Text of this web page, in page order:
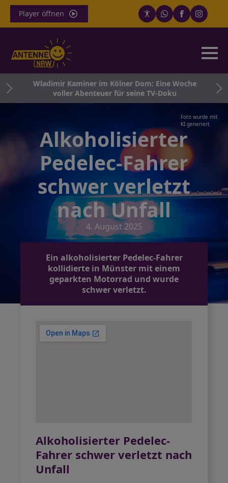
Player öffnen
Wladimir Kaminer im Kölner Dom: Eine Woche
voller Abenteuer für seine TV-Doku
Foto wurde mit
KI generiert
Alkoholisierter
Pedelec-Fahrer
schwer verletzt
nach Unfall
4. August 2025
Ein alkoholisierter Pedelec-Fahrer
kollidierte in Münster mit einem
geparkten Motorrad und wurde
schwer verletzt.
Alkoholisierter Pedelec-
Fahrer schwer verletzt nach
Unfall